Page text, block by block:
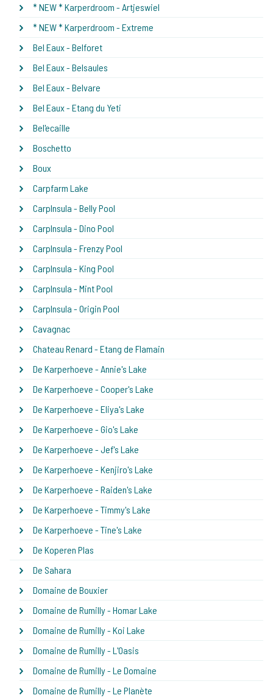
* NEW * Karperdroom - Artjeswiel
* NEW * Karperdroom - Extreme
Bel Eaux - Belforet
Bel Eaux - Belsaules
Bel Eaux - Belvare
Bel Eaux - Etang du Yeti
Bel'ecaille
Boschetto
Boux
Carpfarm Lake
CarpInsula - Belly Pool
CarpInsula - Dino Pool
CarpInsula - Frenzy Pool
CarpInsula - King Pool
CarpInsula - Mint Pool
CarpInsula - Origin Pool
Cavagnac
Chateau Renard - Etang de Flamain
De Karperhoeve - Annie's Lake
De Karperhoeve - Cooper's Lake
De Karperhoeve - Eliya's Lake
De Karperhoeve - Gio's Lake
De Karperhoeve - Jef's Lake
De Karperhoeve - Kenjiro's Lake
De Karperhoeve - Raiden's Lake
De Karperhoeve - Timmy's Lake
De Karperhoeve - Tine's Lake
De Koperen Plas
De Sahara
Domaine de Bouxier
Domaine de Rumilly - Homar Lake
Domaine de Rumilly - Koi Lake
Domaine de Rumilly - L'Oasis
Domaine de Rumilly - Le Domaine
Domaine de Rumilly - Le Planète